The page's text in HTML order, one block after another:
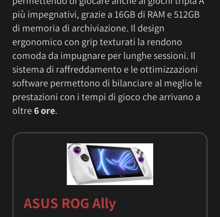
più impegnativi, grazie a 16GB di RAM e 512GB
di memoria di archiviazione. Il design
ergonomico con grip texturati la rendono
comoda da impugnare per lunghe sessioni. Il
sistema di raffreddamento e le ottimizzazioni
software permettono di bilanciare al meglio le
prestazioni con i tempi di gioco che arrivano a
oltre6 ore.
ASUS ROG Ally